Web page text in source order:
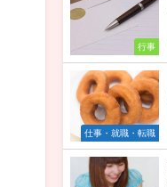
行事
仕事・就職・転職